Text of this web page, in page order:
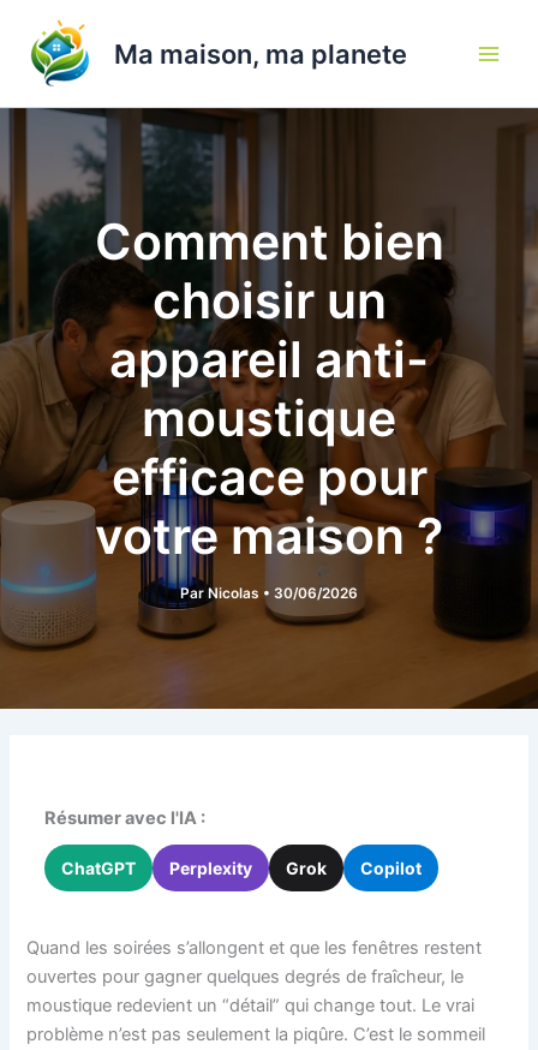
contenu
Ma maison, ma planete
Comment bien
choisir un
appareil anti-
moustique
efficace pour
votre maison ?
Par Nicolas • 30/06/2026
Résumer avec l'IA :
ChatGPT Perplexity Grok Copilot
Quand les soirées s’allongent et que les fenêtres restent
ouvertes pour gagner quelques degrés de fraîcheur, le
moustique redevient un “détail” qui change tout. Le vrai
problème n’est pas seulement la piqûre. C’est le sommeil